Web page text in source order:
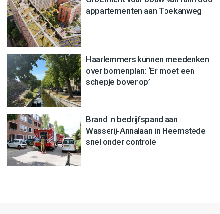
appartementen aan Toekanweg
Haarlemmers kunnen meedenken
over bomenplan: ‘Er moet een
schepje bovenop’
Brand in bedrijfspand aan
Wasserij-Annalaan in Heemstede
snel onder controle